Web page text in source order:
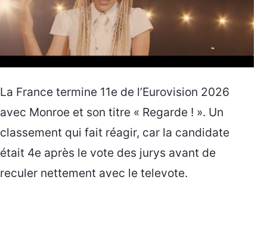
La France termine 11e de l’Eurovision 2026
avec Monroe et son titre « Regarde ! ». Un
classement qui fait réagir, car la candidate
était 4e après le vote des jurys avant de
reculer nettement avec le televote.